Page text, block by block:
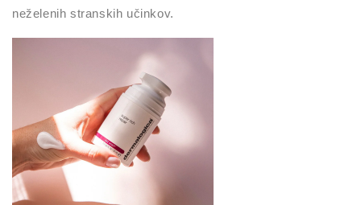
neželenih stranskih učinkov.